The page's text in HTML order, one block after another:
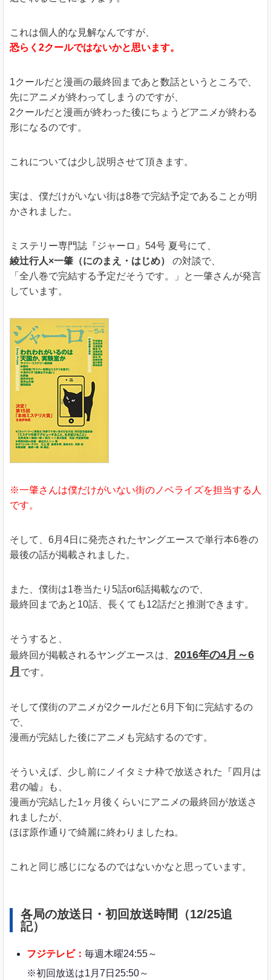
これは個人的な見解なんですが、
恐らく2クールではないかと思います。
1クールだと漫画の最終回まであと数話というところで、
先にアニメが終わってしまうのですが、
2クールだと漫画が終わった後にちょうどアニメが終わる
形になるのです。
これについては少し説明させて頂きます。
実は、僕だけがいない街は8巻で完結予定であることが明
かされました。
ミステリー専門誌『ジャーロ』54号 夏号にて、
綾辻行人×一肇（にのまえ・はじめ）
の対談で、
「全八巻で完結する予定だそうです。」と一肇さんが発言
しています。
※一肇さんは僕だけがいない街のノベライズを担当する人
です。
そして、6月4日に発売されたヤングエースで単行本6巻の
最後の話が掲載されました。
また、僕街は1巻当たり5話or6話掲載なので、
最終回まであと10話、長くても12話だと推測できます。
そうすると、
最終回が掲載されるヤングエースは、 2016年の4月～6
月 です。
そして僕街のアニメが2クールだと6月下旬に完結するの
で、
漫画が完結した後にアニメも完結するのです。
そういえば、少し前にノイタミナ枠で放送された『四月は
君の嘘』も、
漫画が完結した1ヶ月後くらいにアニメの最終回が放送さ
れましたが、
ほぼ原作通りで綺麗に終わりましたね。
これと同じ感じになるのではないかなと思っています。
各局の放送日・初回放送時間（12/25追
記）
フジテレビ： 毎週木曜24:55～
※初回放送は1月7日25:50～